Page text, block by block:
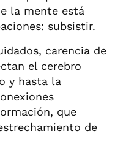
la mente está
subsistir.
carencia de
el cerebro
y hasta la
que
de